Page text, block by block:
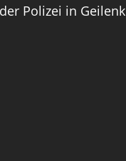
Polizei in